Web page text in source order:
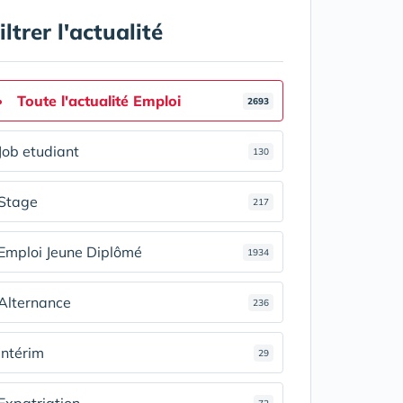
l'actualité
Toute l'actualité Emploi 2693
etudiant 130
217
Jeune Diplômé 1934
236
29